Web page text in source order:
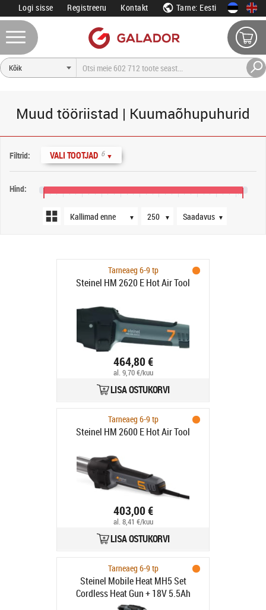
Logi sisse Registreeru Kontakt Tarne: Eesti
Muud tööriistad | Kuumaõhupuhurid
Filtrid: VALI TOOTJAD 6 ▼
Hind:
▼
Järjestus
▼
Tooteid lehel
▼
Saadavus
Tarneaeg 6-9 tp
Steinel HM 2620 E Hot Air Tool
464,80 €
al. 9,70 €/kuu
LISA OSTUKORVI
Tarneaeg 6-9 tp
Steinel HM 2600 E Hot Air Tool
403,00 €
al. 8,41 €/kuu
LISA OSTUKORVI
Tarneaeg 6-9 tp
Steinel Mobile Heat MH5 Set
Cordless Heat Gun + 18V 5.5Ah